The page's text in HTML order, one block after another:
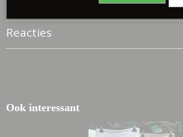
Reacties
Ook interessant